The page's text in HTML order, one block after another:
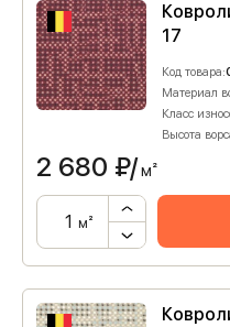
17
Код товара:
Материал
Класс
Высота
2 680 ₽/м²
м²